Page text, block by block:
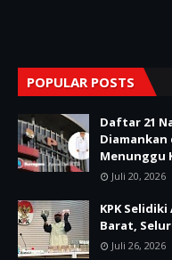
POPULAR POSTS
Daftar 21
Diamankan
Menunggu
Juli 20, 2026
KPK
Barat,
Juli 26, 2026